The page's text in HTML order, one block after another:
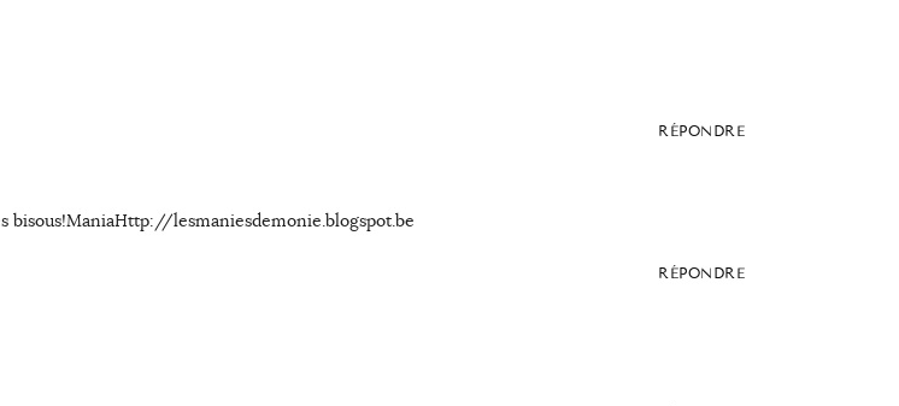
RÉPONDRE
bisous!ManiaHttp://lesmaniesdemonie.blogspot.be
RÉPONDRE